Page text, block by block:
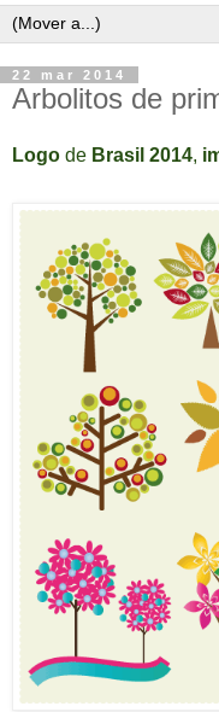
22 mar 2014
Arbolitos de
Logo de Brasil 2014,